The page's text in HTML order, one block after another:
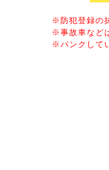
※防犯登録の
※事故車など
※パンクして